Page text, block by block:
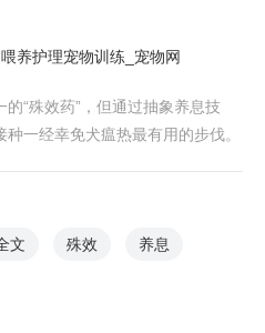
养护理宠物训练_宠物网
“殊效药”，但通过抽象养息技
一经幸免犬瘟热最有用的步伐。
文 殊效 养息